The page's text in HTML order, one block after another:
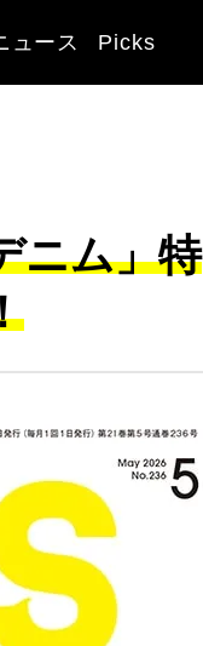
ュース Picks
ニム」特